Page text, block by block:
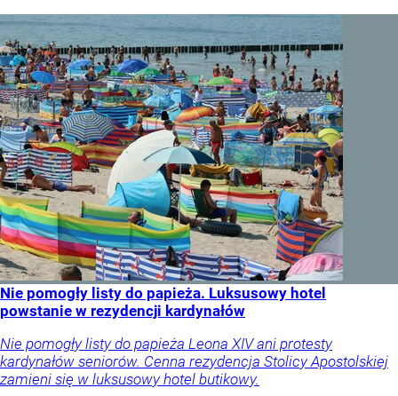
Nie pomogły listy do papieża. Luksusowy hotel
powstanie w rezydencji kardynałów
Nie pomogły listy do papieża Leona XIV ani protesty
kardynałów seniorów. Cenna rezydencja Stolicy Apostolskiej
zamieni się w luksusowy hotel butikowy.